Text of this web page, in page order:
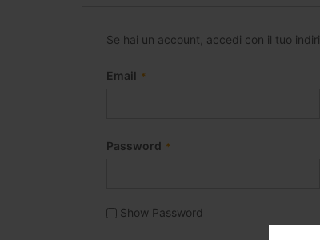
Se hai un account, accedi con il tuo
Email
Password
Show Password